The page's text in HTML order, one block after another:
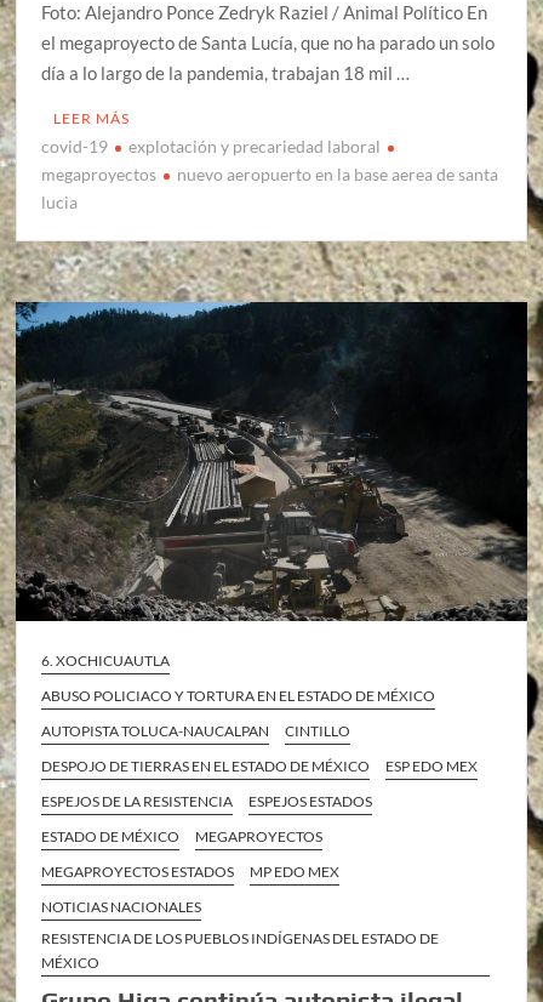
Foto: Alejandro Ponce Zedryk Raziel / Animal Político En
el megaproyecto de Santa Lucía, que no ha parado un solo
día a lo largo de la pandemia, trabajan 18 mil …
LEER MÁS
covid-19
explotación y precariedad laboral
megaproyectos
nuevo aeropuerto en la base aerea de santa
lucia
6. XOCHICUAUTLA
ABUSO POLICIACO Y TORTURA EN EL ESTADO DE MÉXICO
AUTOPISTA TOLUCA-NAUCALPAN
CINTILLO
DESPOJO DE TIERRAS EN EL ESTADO DE MÉXICO
ESP EDO MEX
ESPEJOS DE LA RESISTENCIA
ESPEJOS ESTADOS
ESTADO DE MÉXICO
MEGAPROYECTOS
MEGAPROYECTOS ESTADOS
MP EDO MEX
NOTICIAS NACIONALES
RESISTENCIA DE LOS PUEBLOS INDÍGENAS DEL ESTADO DE
MÉXICO